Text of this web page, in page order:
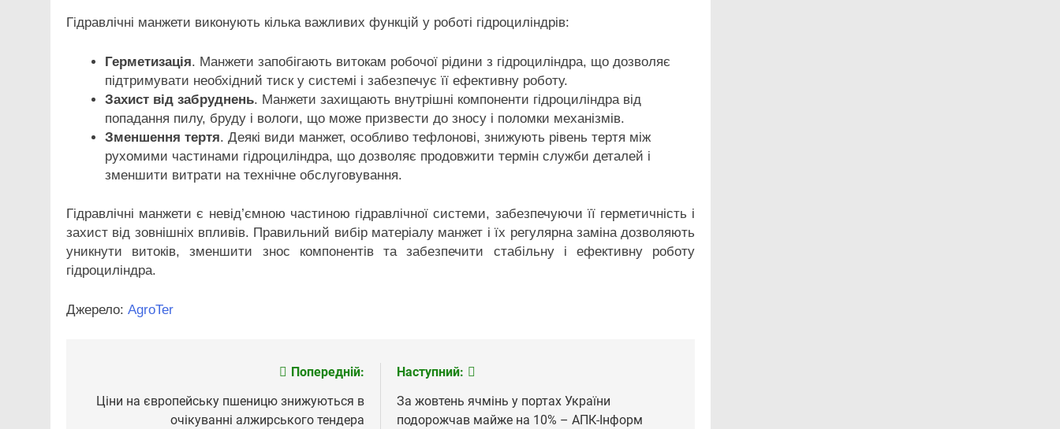
Гідравлічні манжети виконують кілька важливих функцій у роботі гідроциліндрів:
Герметизація. Манжети запобігають витокам робочої рідини з гідроциліндра, що дозволяє
підтримувати необхідний тиск у системі і забезпечує її ефективну роботу.
Захист від забруднень. Манжети захищають внутрішні компоненти гідроциліндра від
попадання пилу, бруду і вологи, що може призвести до зносу і поломки механізмів.
Зменшення тертя. Деякі види манжет, особливо тефлонові, знижують рівень тертя між
рухомими частинами гідроциліндра, що дозволяє продовжити термін служби деталей і
зменшити витрати на технічне обслуговування.
Гідравлічні манжети є невід’ємною частиною гідравлічної системи, забезпечуючи її герметичність і
захист від зовнішніх впливів. Правильний вибір матеріалу манжет і їх регулярна заміна дозволяють
уникнути витоків, зменшити знос компонентів та забезпечити стабільну і ефективну роботу
гідроциліндра.
Джерело: АgroTer
записів
Попередній:
Ціни на європейську пшеницю знижуються в
очікуванні алжирського тендера
Наступний:
За жовтень ячмінь у портах України
подорожчав майже на 10% – АПК-Інформ